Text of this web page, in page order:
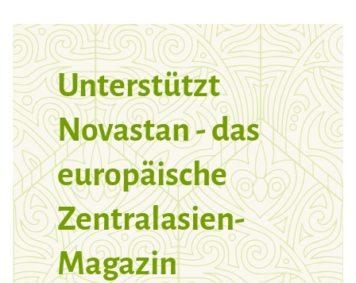
Unterstützt
Novastan - das
europäische
Zentralasien-
Magazin